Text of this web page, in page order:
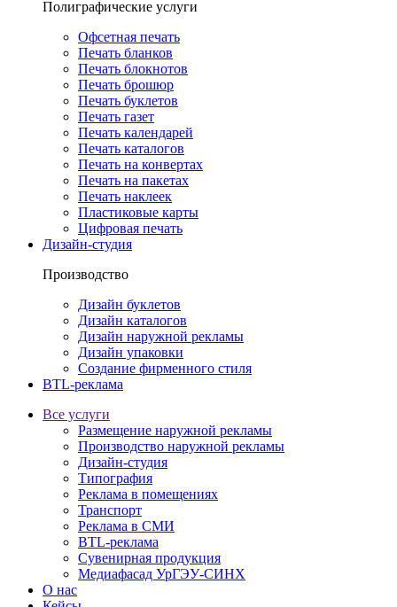
Полиграфические услуги
Офсетная печать
Печать бланков
Печать блокнотов
Печать брошюр
Печать буклетов
Печать газет
Печать календарей
Печать каталогов
Печать на конвертах
Печать на пакетах
Печать наклеек
Пластиковые карты
Цифровая печать
Дизайн-студия
Производство
Дизайн буклетов
Дизайн каталогов
Дизайн наружной рекламы
Дизайн упаковки
Создание фирменного стиля
BTL-реклама
Все услуги
Размещение наружной рекламы
Производство наружной рекламы
Дизайн-студия
Типография
Реклама в помещениях
Транспорт
Реклама в СМИ
BTL-реклама
Сувенирная продукция
Медиафасад УрГЭУ-СИНХ
О нас